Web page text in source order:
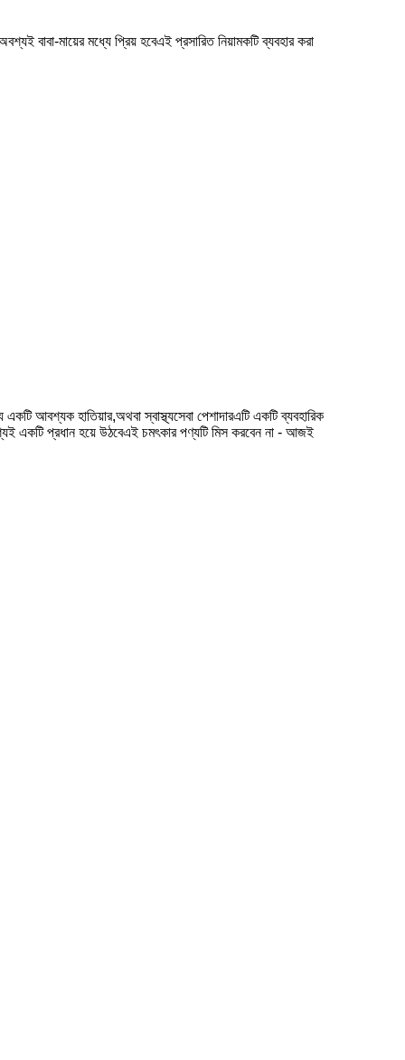
বাবা-মায়ের মধ্যে প্রিয় হবেএই প্রসারিত নিয়ামকটি ব্যবহার করা
আবশ্যক হাতিয়ার,অথবা স্বাস্থ্যসেবা পেশাদারএটি একটি ব্যবহারিক
একটি প্রধান হয়ে উঠবেএই চমৎকার পণ্যটি মিস করবেন না - আজই